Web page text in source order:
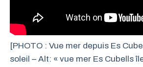
[PHOTO : Vue mer depuis Es
soleil – Alt: « vue mer Es Cubells